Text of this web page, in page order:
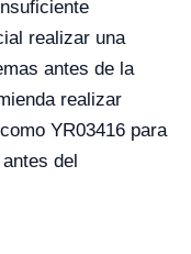
realizar una
antes de la
realizar
YR03416 para
del